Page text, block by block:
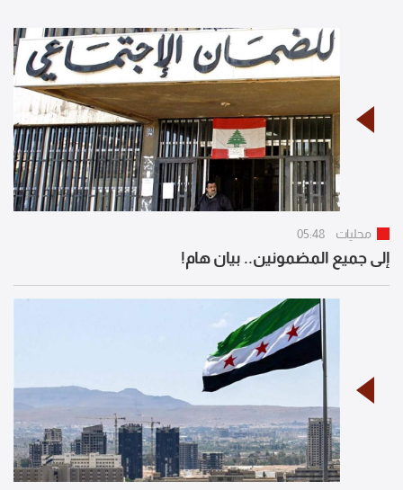
محليات 05:48
إلى جميع المضمونين.. بيان هام!